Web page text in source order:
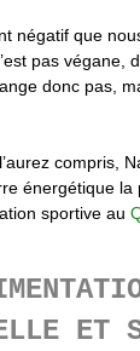
négatif que
pas végane,
donc pas,
compris,
énergétique la
sportive au
ET